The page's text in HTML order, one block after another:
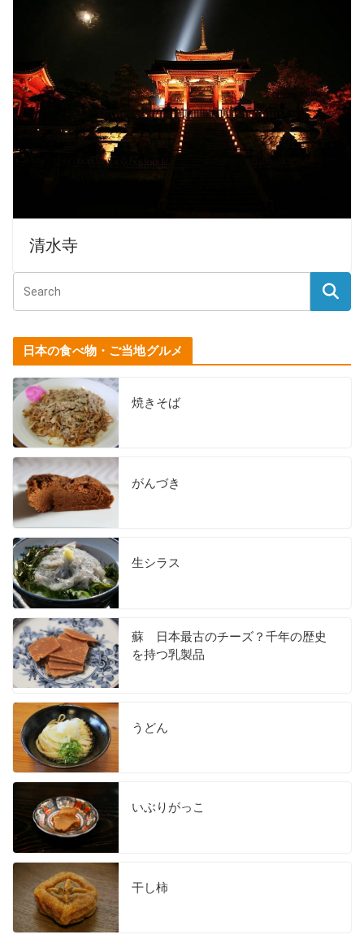
清水寺
日本の食べ物・ご当地グルメ
焼きそば
がんづき
生シラス
蘇 日本最古のチーズ？千年の歴史
を持つ乳製品
うどん
いぶりがっこ
干し柿